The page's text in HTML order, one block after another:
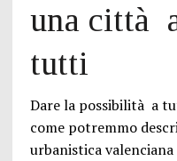
una città
tutti
Dare la possibilità a
come potremmo
urbanistica